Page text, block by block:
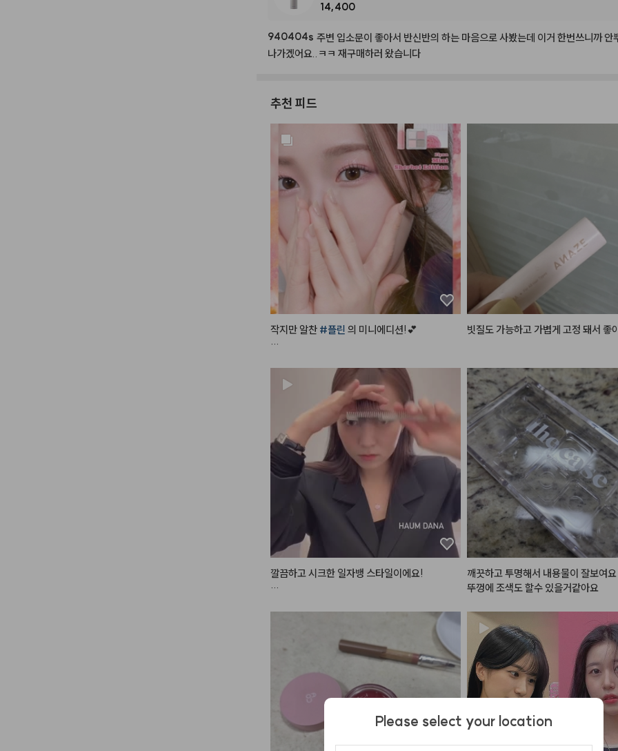
14,400
940404s 주변 입소문이 좋아서 반신반의 하는 마음으로사봤는데 이거 한번쓰니까안
나가겠어요..ㅋㅋ 재구매하러 왔습니다
추천 피드
작지만 알찬 #플린 의 미니에디션!💕
물광처럼 챠르르 떨어지는 시원한 핑크실버 펄,
#살얼음핑크
#흰끼낭낭
한 하얀핑크에 실버펄 콕콕,
붉은끼, 노란끼 쫘악뺀 그레이시한 음영컬러까
지
제대로 여름쿨톤을 저격하는 구성이죠?٩(•̤̀ᵕ
•̤́๑)૭✧
펄 없이는 깔끔하고 청순한 느낌인데
펄 얹으면 발랄하고 사랑스러운 느낌으로
메이크업을 연출하실 수 있어요!
그리고 다이브 워터 틴트 4호 #프리즈인
새끼 손가락 만한 미니미도 같이 들어있어용!
안개낀듯한 차분한 뮤트핑크로
#미니샤벳
에디션으로 올 여름 파우치도 가볍
메이크업도 시원상큼하게 연출해보세요👙🏊🏻‍♀️
#광고
#쿨톤키트 #미니키트#틴트 #섀도우
팔레트#워터틴트
빗질도 가능하고 가볍게 고정 돼서 좋
깔끔하고 시크한 일자뱅 스타일이에요!
여러가지로 연출 가능한 스타일입니당 🥴
모두 하시고 예뻐지세요☁️
#하움스타일 #하움단아
깨끗하고 투명해서 내용물이 잘보여요
뚜껑에 조색도 할수 있을거같아요
Please select your location